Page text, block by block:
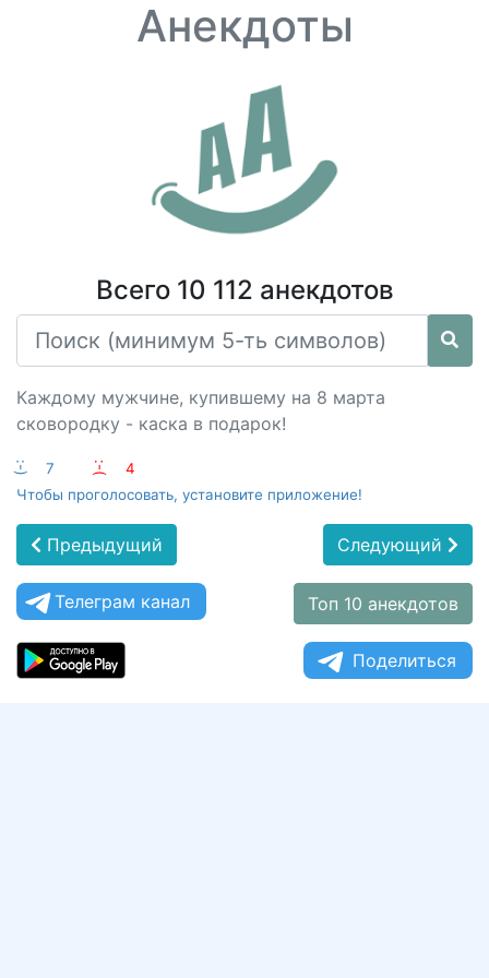
Анекдоты
Всего 10 112 анекдотов
Каждому мужчине, купившему на 8 марта
сковородку - каска в подарок!
:-) 7 :-(
4
Чтобы проголосовать, установите приложение!
Предыдущий Следующий
Телеграм канал Топ 10 анекдотов
Поделиться